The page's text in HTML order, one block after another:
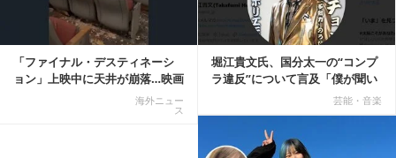
「ファイナル・デスティネーシ
ョン」上映中に天井が崩落…映画
海外ニュー
ス
堀江貴文氏、国分太一の“コンプ
ラ違反”について言及「僕が聞い
芸能・音楽